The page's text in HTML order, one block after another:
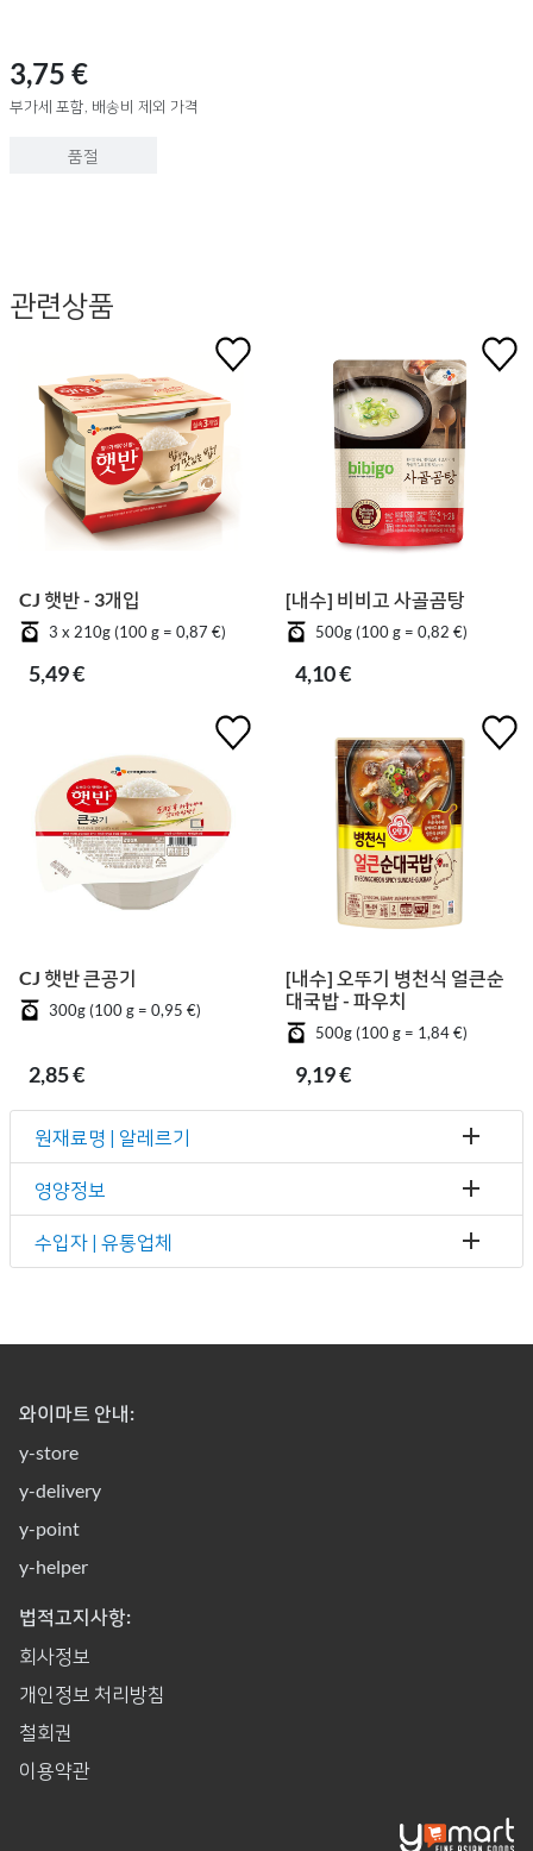
3,75 €
부가세 포함, 배송비 제외 가격
품절
관련상품
CJ 햇반 - 3개입
3 x 210g (100 g = 0,87 €)
5,49 €
[내수] 비비고 사골곰탕
500g (100 g = 0,82 €)
4,10 €
CJ 햇반 큰공기
300g (100 g = 0,95 €)
2,85 €
[내수] 오뚜기 병천식 얼큰순
대국밥 - 파우치
500g (100 g = 1,84 €)
9,19 €
원재료명 | 알레르기
영양정보
수입자 | 유통업체
와이마트 안내:
y-store
y-delivery
y-point
y-helper
법적고지사항:
회사정보
개인정보 처리방침
철회권
이용약관